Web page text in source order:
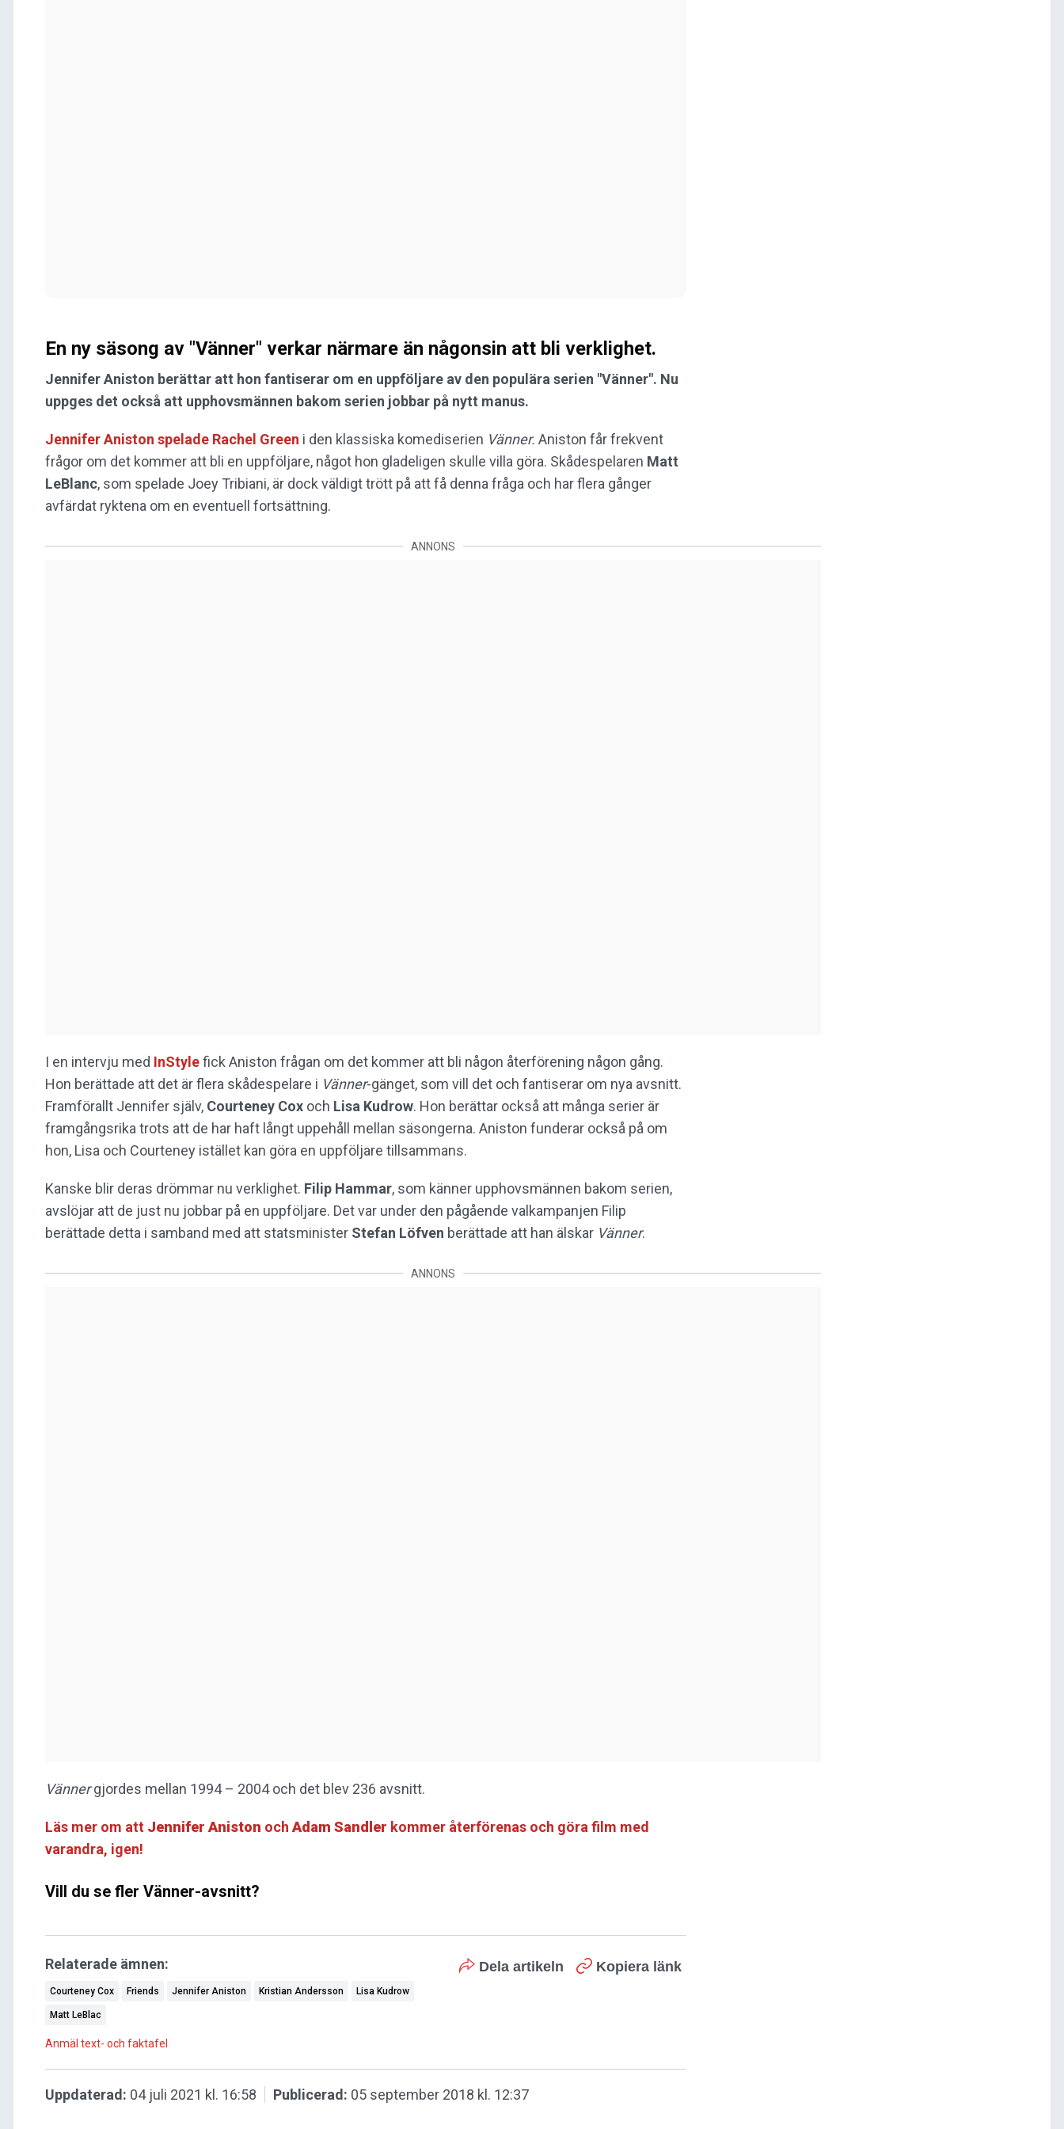
En ny säsong av "Vänner" verkar närmare än någonsin att bli verklighet.
Jennifer Aniston berättar att hon fantiserar om en uppföljare av den populära serien "Vänner". Nu
uppges det också att upphovsmännen bakom serien jobbar på nytt manus.
Jennifer Aniston spelade Rachel Green i den klassiska komediserien Vänner. Aniston får frekvent
frågor om det kommer att bli en uppföljare, något hon gladeligen skulle villa göra. Skådespelaren Matt
LeBlanc, som spelade Joey Tribiani, är dock väldigt trött på att få denna fråga och har flera gånger
avfärdat ryktena om en eventuell fortsättning.
ANNONS
I en intervju med InStylefick Aniston frågan om det kommer att bli någon återförening någon gång.
Hon berättade att det är flera skådespelare i Vänner-gänget, som vill det och fantiserar om nya avsnitt.
Framförallt Jennifer själv, Courteney Cox och Lisa Kudrow. Hon berättar också att många serier är
framgångsrika trots att de har haft långt uppehåll mellan säsongerna. Aniston funderar också på om
hon, Lisa och Courteney istället kan göra en uppföljare tillsammans.
Kanske blir deras drömmar nu verklighet. Filip Hammar, som känner upphovsmännen bakom serien,
avslöjar att de just nu jobbar på en uppföljare. Det var under den pågående valkampanjen Filip
berättade detta i samband med att statsminister Stefan Löfven berättade att han älskar Vänner.
ANNONS
Vännergjordes mellan 1994 – 2004 och det blev 236 avsnitt.
Läs mer om att Jennifer Aniston och Adam Sandler kommer återförenas och göra film med
varandra, igen!
Vill du se fler Vänner-avsnitt?
Dela artikeln Kopiera länk
Relaterade ämnen:
Courteney Cox Friends Jennifer Aniston Kristian Andersson Lisa Kudrow
Matt LeBlac
Anmäl text- och faktafel
Uppdaterad: 04 juli 2021 kl. 16:58 Publicerad: 05 september 2018 kl. 12:37